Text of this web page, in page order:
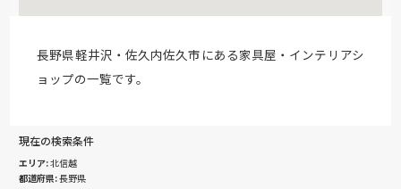
長野県軽井沢・佐久内佐久市にある家具屋・インテリアシ
ョップの一覧です。
現在の検索条件
エリア 北信越
都道府県 長野県